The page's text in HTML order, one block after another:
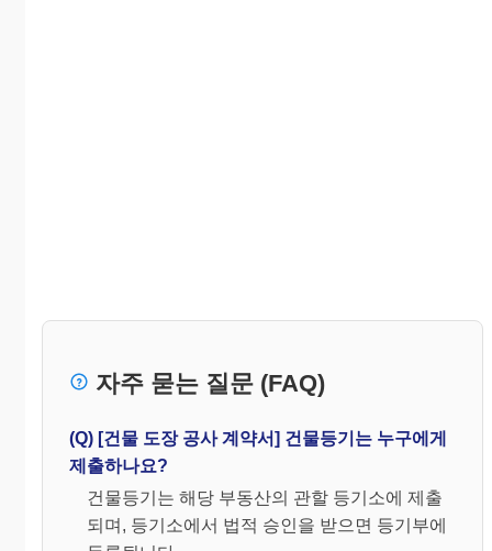
자주 묻는 질문 (FAQ)
(Q) [건물 도장 공사 계약서] 건물등기는 누구에게
제출하나요?
건물등기는 해당 부동산의 관할 등기소에 제출
되며, 등기소에서 법적 승인을 받으면 등기부에